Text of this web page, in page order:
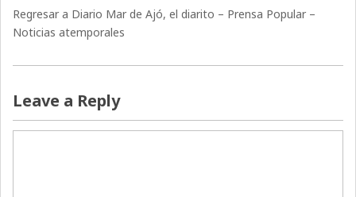
Regresar a Diario Mar de Ajó, el diarito – Prensa Popular –
Noticias atemporales
Leave a Reply